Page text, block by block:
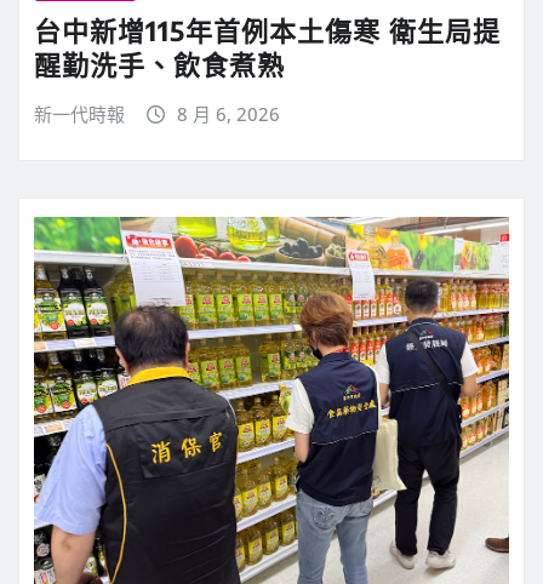
台中新增115年首例本土傷寒 衛生局提
醒勤洗手、飲食煮熟
新一代時報 8 月 6, 2026